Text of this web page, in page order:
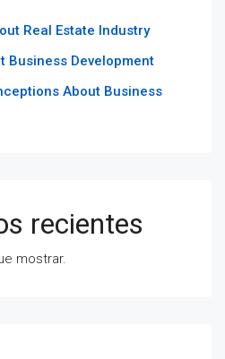
Real Estate Industry
Business Development
About Business
recientes
mostrar.